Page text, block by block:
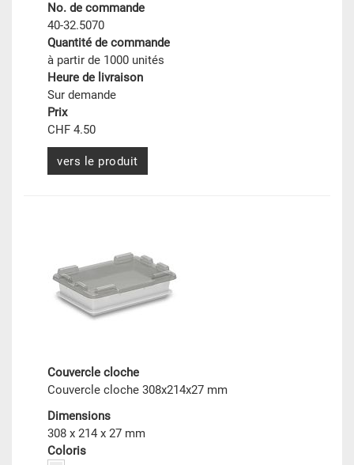
No. de commande
40-32.5070
Quantité de commande
à partir de 1000 unités
Heure de livraison
Sur demande
Prix
CHF 4.50
vers le produit
Couvercle cloche
Couvercle cloche 308x214x27 mm
Dimensions
308 x 214 x 27 mm
Coloris